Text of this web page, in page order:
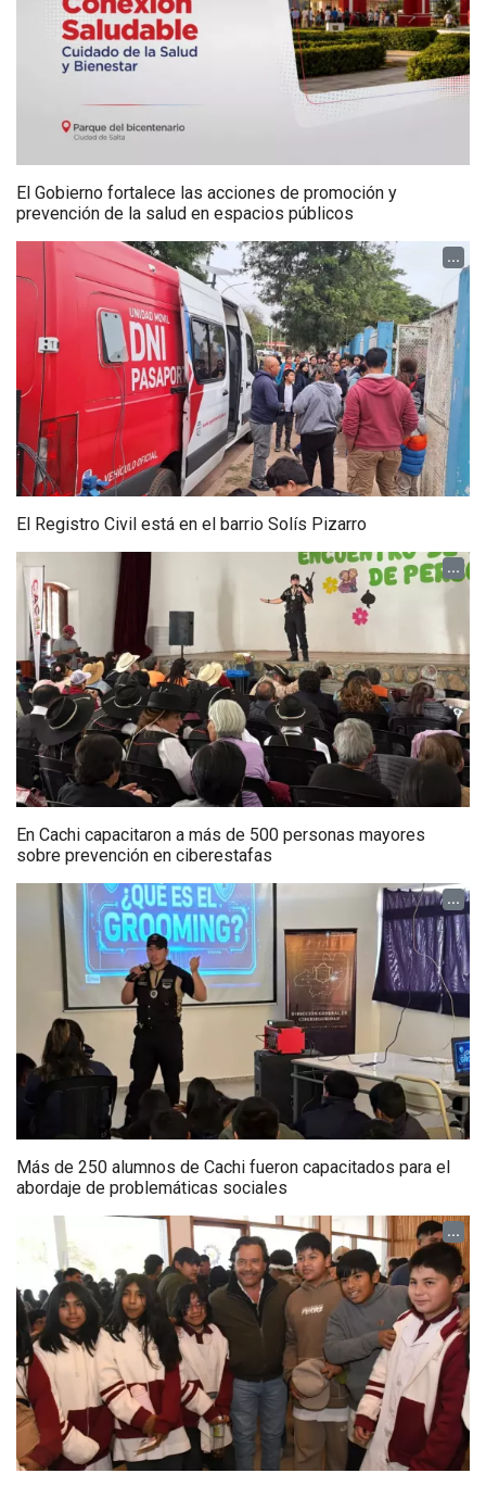
El Gobierno fortalece las acciones de promoción y
prevención de la salud en espacios públicos
...
El Registro Civil está en el barrio Solís Pizarro
...
En Cachi capacitaron a más de 500 personas mayores
sobre prevención en ciberestafas
...
Más de 250 alumnos de Cachi fueron capacitados para el
abordaje de problemáticas sociales
...